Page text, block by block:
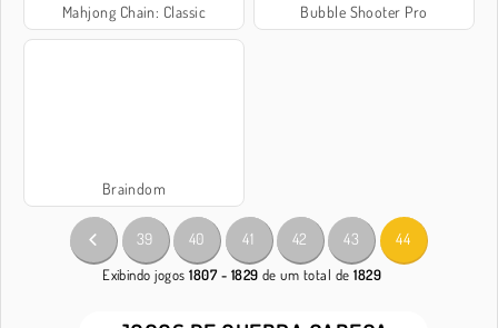
Mahjong Chain: Classic Bubble Shooter Pro
Braindom
39 40 41 42 43 44
Exibindo jogos1807 - 1829 de um total de1829